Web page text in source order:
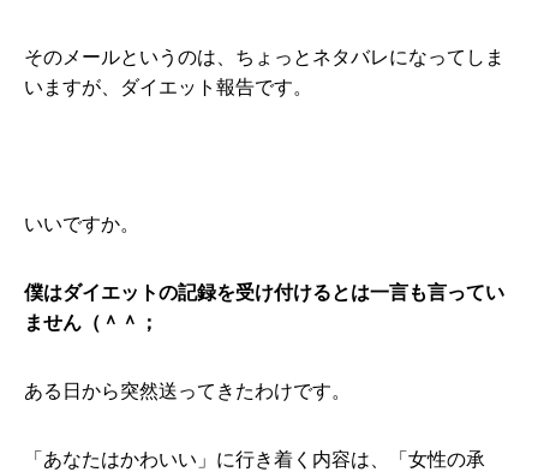
そのメールというのは、ちょっとネタバレになってしま
いますが、ダイエット報告です。
いいですか。
僕はダイエットの記録を受け付けるとは一言も言ってい
ません（＾＾；
ある日から突然送ってきたわけです。
「あなたはかわいい」に行き着く内容は、「女性の承